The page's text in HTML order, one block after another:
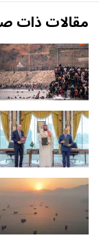
مقالات ذات